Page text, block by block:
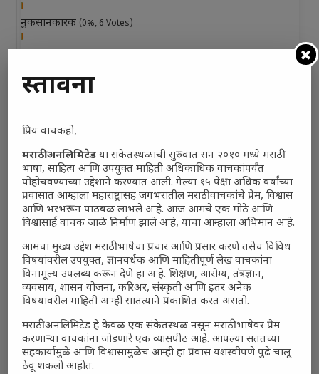
नुकसानकारक (0%, 6 Votes)
प्रस्तावना
प्रिय वाचकहो,
मराठी अनलिमिटेड या संकेतस्थळाची सुरुवात सन २०१० मध्ये मराठी
भाषा, साहित्य आणि उपयुक्त माहिती अधिकाधिक वाचकांपर्यंत
पोहोचवण्याच्या उद्देशाने करण्यात आली. गेल्या १५ पेक्षा अधिक वर्षांच्या
प्रवासात आम्हाला महाराष्ट्रासह जगभरातील मराठी वाचकांचे प्रेम, विश्वास
आणि भरभरून पाठबळ लाभले आहे. आज आमचे एक मोठे आणि
विश्वासार्ह वाचक जाळे निर्माण झाले आहे, याचा आम्हाला अभिमान आहे.
आमचा मुख्य उद्देश मराठी भाषेचा प्रचार आणि प्रसार करणे तसेच विविध
विषयांवरील उपयुक्त, ज्ञानवर्धक आणि माहितीपूर्ण लेख वाचकांना
विनामूल्य उपलब्ध करून देणे हा आहे. शिक्षण, आरोग्य, तंत्रज्ञान,
व्यवसाय, शासन योजना, करिअर, संस्कृती आणि इतर अनेक
विषयांवरील माहिती आम्ही सातत्याने प्रकाशित करत असतो.
मराठी अनलिमिटेड हे केवळ एक संकेतस्थळ नसून मराठी भाषेवर प्रेम
करणाऱ्या वाचकांना जोडणारे एक व्यासपीठ आहे. आपल्या सततच्या
सहकार्यामुळे आणि विश्वासामुळेच आम्ही हा प्रवास यशस्वीपणे पुढे चालू
ठेवू शकलो आहोत.